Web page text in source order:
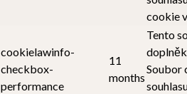
cookie
cookielawinfo-
checkbox-
performance
11
months
Tento
Soubor